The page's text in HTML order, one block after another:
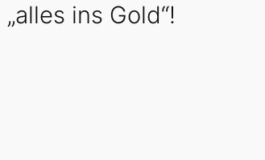
ins Gold“!